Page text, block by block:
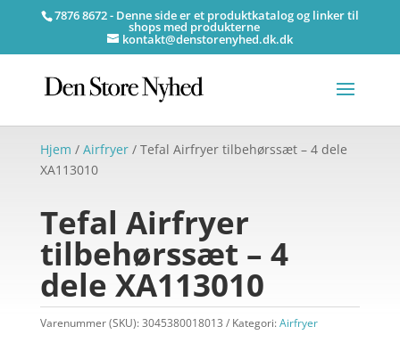
7876 8672 - Denne side er et produktkatalog og linker til
shops med produkterne
kontakt@denstorenyhed.dk.dk
Hjem / Airfryer/ Tefal Airfryer tilbehørssæt – 4 dele
XA113010
Tefal Airfryer
tilbehørssæt – 4
dele XA113010
Varenummer (SKU):3045380018013 Kategori:Airfryer